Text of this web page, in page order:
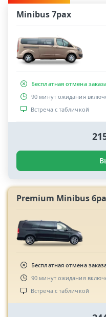
Minibus 7pax
Бесплатная отмена
90 минут ожидания
Встреча с табличкой
Premium Minibus
Бесплатная отмена
90 минут ожидания
Встреча с табличкой